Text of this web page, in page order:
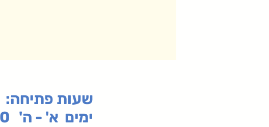
:שעות פתיחה
ימים א' - ה' 9:30-13:00